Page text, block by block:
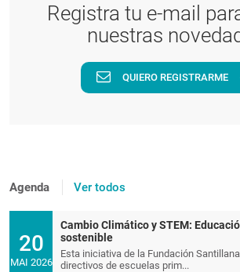
Registra tu e-mail
nuestras
QUIERO REGISTRARME
Agenda Ver todos
20
MAI 2026
Cambio Climático y STEM:
sostenible
Esta iniciativa de la Fundación
directivos de escuelas prim...